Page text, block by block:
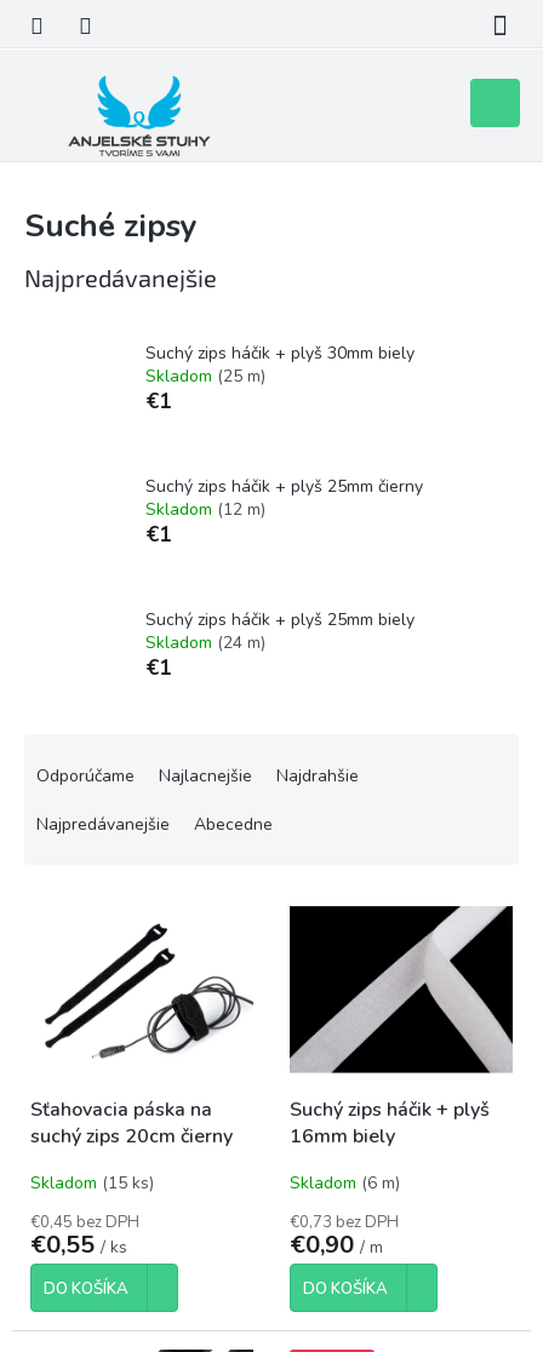
obsah
košík
Suché zipsy
Najpredávanejšie
Suchý zips háčik + plyš 30mm biely
Skladom (25 m)
€1
Suchý zips háčik + plyš 25mm čierny
Skladom (12 m)
€1
Suchý zips háčik + plyš 25mm biely
Skladom (24 m)
€1
o
v
Odporúčame Najlacnejšie Najdrahšie
Najpredávanejšie Abecedne
d
u
t
o
v
Sťahovacia páska na
suchý zips 20cm čierny
Skladom (15 ks)
€0,45 bez DPH
€0,55 / ks
DO KOŠÍKA
Suchý zips háčik + plyš
16mm biely
Skladom (6 m)
€0,73 bez DPH
€0,90 / m
DO KOŠÍKA